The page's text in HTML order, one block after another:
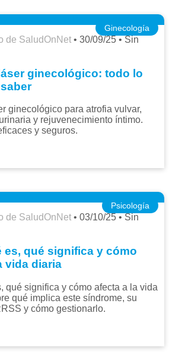
Ginecología
de SaludOnNet • 30/09/25 • Sin
ginecológico: todo lo
ginecológico para atrofia vulvar,
y rejuvenecimiento íntimo.
y seguros.
Psicología
de SaludOnNet • 03/10/25 • Sin
es, qué significa y cómo
vida diaria
qué significa y cómo afecta a la vida
qué implica este síndrome, su
y cómo gestionarlo.